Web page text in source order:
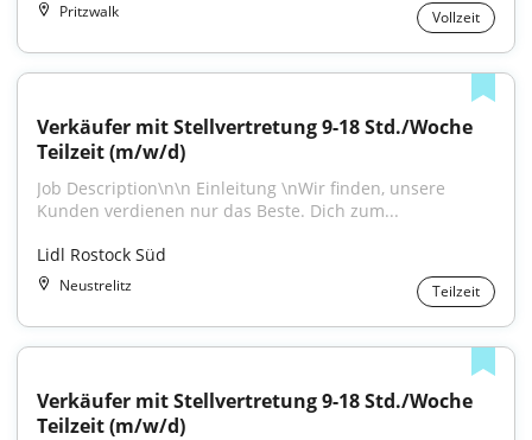
Pritzwalk Vollzeit
Verkäufer mit Stellvertretung 9-18 Std./Woche
Teilzeit (m/w/d)
Job Description\n\n Einleitung \nWir finden, unsere
Kunden verdienen nur das Beste. Dich zum...
Lidl Rostock Süd
Neustrelitz Teilzeit
Verkäufer mit Stellvertretung 9-18 Std./Woche
Teilzeit (m/w/d)